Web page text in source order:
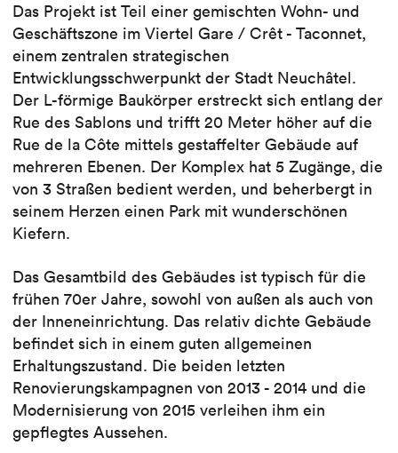
Das Projekt ist Teil einer gemischten Wohn- und
Geschäftszone im Viertel Gare / Crêt - Taconnet,
einem zentralen strategischen
Entwicklungsschwerpunkt der Stadt Neuchâtel.
Der L-förmige Baukörper erstreckt sich entlang der
Rue des Sablons und trifft 20 Meter höher auf die
Rue de la Côte mittels gestaffelter Gebäude auf
mehreren Ebenen. Der Komplex hat 5 Zugänge, die
von 3 Straßen bedient werden, und beherbergt in
seinem Herzen einen Park mit wunderschönen
Kiefern.
Das Gesamtbild des Gebäudes ist typisch für die
frühen 70er Jahre, sowohl von außen als auch von
der Inneneinrichtung. Das relativ dichte Gebäude
befindet sich in einem guten allgemeinen
Erhaltungszustand. Die beiden letzten
Renovierungskampagnen von 2013 - 2014 und die
Modernisierung von 2015 verleihen ihm ein
gepflegtes Aussehen.